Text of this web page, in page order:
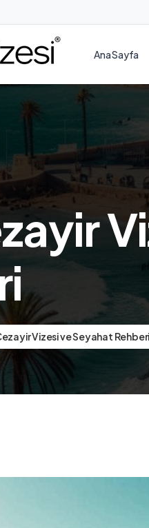
Ana Sayfa
Vizesi ve Seyahat Rehberi